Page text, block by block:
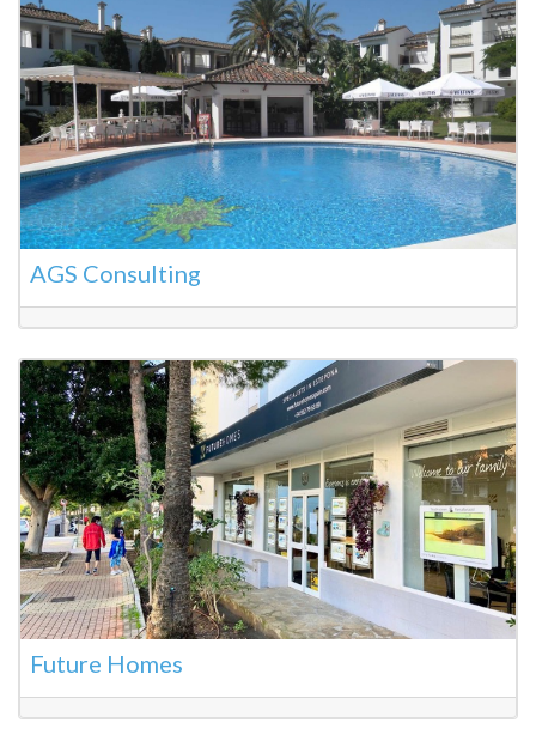
AGS Consulting
Future Homes